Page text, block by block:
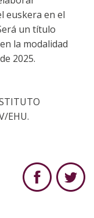
euskera en el
un título
la modalidad
2025.
EHU.